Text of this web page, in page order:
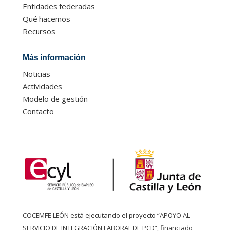
Entidades federadas
Qué hacemos
Recursos
Más información
Noticias
Actividades
Modelo de gestión
Contacto
COCEMFE LEÓN está ejecutando el proyecto “APOYO AL
SERVICIO DE INTEGRACIÓN LABORAL DE PCD”, financiado